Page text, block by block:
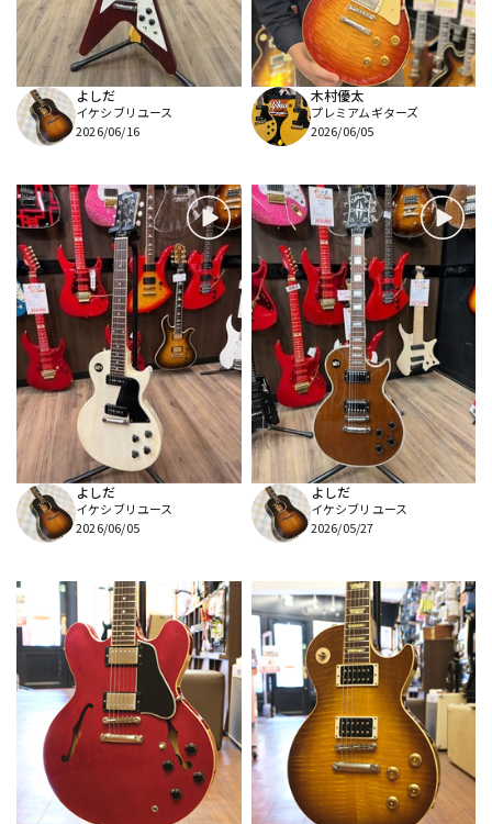
よしだ
イケシブリユース
2026/06/16
木村優太
プレミアムギターズ
2026/06/05
よしだ
イケシブリユース
2026/06/05
よしだ
イケシブリユース
2026/05/27